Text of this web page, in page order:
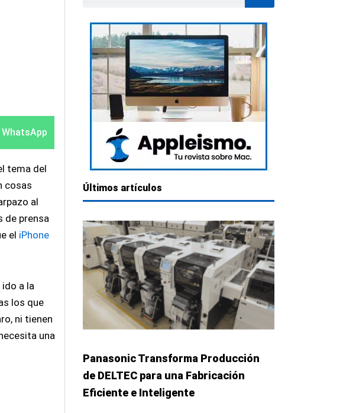
en
WhatsApp
tema del
cosas
al
de prensa
el iPhone
a la
los que
ni tienen
una
en
Últimos artículos
Panasonic Transforma Producción
de DELTEC para una Fabricación
Eficiente e Inteligente